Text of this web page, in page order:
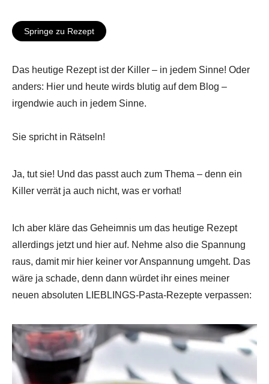
Springe zu Rezept
Das heutige Rezept ist der Killer – in jedem Sinne! Oder
anders: Hier und heute wirds blutig auf dem Blog –
irgendwie auch in jedem Sinne.
Sie spricht in Rätseln!
Ja, tut sie! Und das passt auch zum Thema – denn ein
Killer verrät ja auch nicht, was er vorhat!
Ich aber kläre das Geheimnis um das heutige Rezept
allerdings jetzt und hier auf. Nehme also die Spannung
raus, damit mir hier keiner vor Anspannung umgeht. Das
wäre ja schade, denn dann würdet ihr eines meiner
neuen absoluten LIEBLINGS-Pasta-Rezepte verpassen: